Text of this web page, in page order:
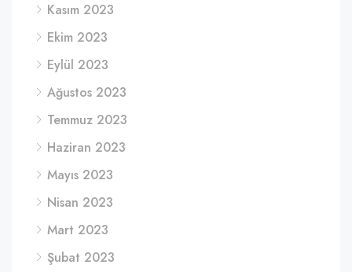
Kasım 2023
Ekim 2023
Eylül 2023
Ağustos 2023
Temmuz 2023
Haziran 2023
Mayıs 2023
Nisan 2023
Mart 2023
Şubat 2023